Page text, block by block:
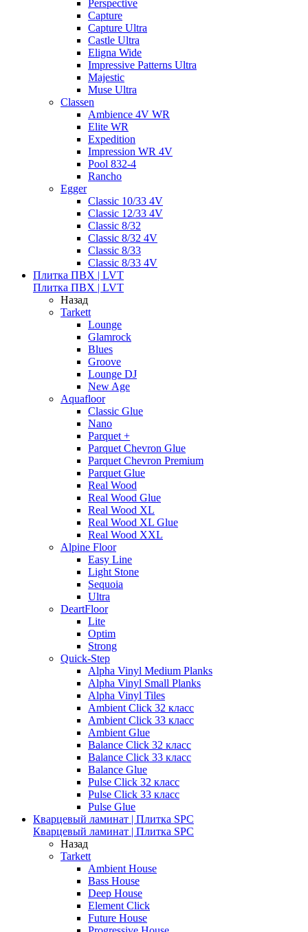
Perspective
Capture
Capture Ultra
Castle Ultra
Eligna Wide
Impressive Patterns Ultra
Majestic
Muse Ultra
Classen
Ambience 4V WR
Elite WR
Expedition
Impression WR 4V
Pool 832-4
Rancho
Egger
Classic 10/33 4V
Classic 12/33 4V
Classic 8/32
Classic 8/32 4V
Classic 8/33
Classic 8/33 4V
Плитка ПВХ | LVT
Плитка ПВХ | LVT
Назад
Tarkett
Lounge
Glamrock
Blues
Groove
Lounge DJ
New Age
Aquafloor
Classic Glue
Nano
Parquet +
Parquet Chevron Glue
Parquet Chevron Premium
Parquet Glue
Real Wood
Real Wood Glue
Real Wood XL
Real Wood XL Glue
Real Wood XXL
Alpine Floor
Easy Line
Light Stone
Sequoia
Ultra
DeartFloor
Lite
Optim
Strong
Quick-Step
Alpha Vinyl Medium Planks
Alpha Vinyl Small Planks
Alpha Vinyl Tiles
Ambient Click 32 класс
Ambient Click 33 класс
Ambient Glue
Balance Click 32 класс
Balance Click 33 класс
Balance Glue
Pulse Click 32 класс
Pulse Click 33 класс
Pulse Glue
Кварцевый ламинат | Плитка SPC
Кварцевый ламинат | Плитка SPC
Назад
Tarkett
Ambient House
Bass House
Deep House
Element Click
Future House